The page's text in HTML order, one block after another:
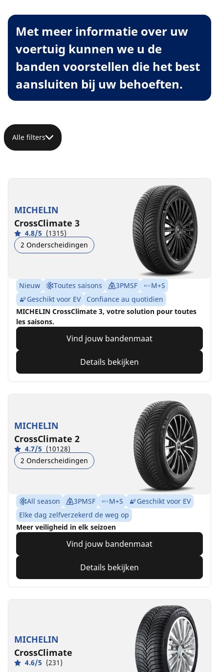
Met meer informatie over uw
voertuig kunnen we u de
banden voorstellen die het best
aansluiten bij uw behoeften.
Alle filters
MICHELIN
CrossClimate 3
4.8/5 (1315)
2 Onderscheidingen
Nieuw Toutes saisons 3PMSF
M+S
Geschikt voor EV
Confiance au quotidien
MICHELIN CrossClimate 3, votre solution pour toutes
les saisons.
Vind jouw bandenmaat
Details bekijken
MICHELIN
CrossClimate 2
4.7/5 (10128)
2 Onderscheidingen
All season 3PMSF M+S
Geschikt voor EV
Elke dag zelfverzekerd de weg op
Meer veiligheid in elk seizoen
Vind jouw bandenmaat
Details bekijken
MICHELIN
CrossClimate
4.6/5 (231)